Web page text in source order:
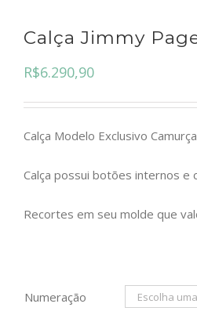
Calça Jimmy
R$6.290,90
Calça Modelo Exclusivo
Calça possui botões internos e
Recortes em seu molde que
Numeração